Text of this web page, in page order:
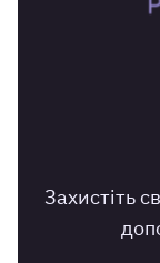
Захистіть